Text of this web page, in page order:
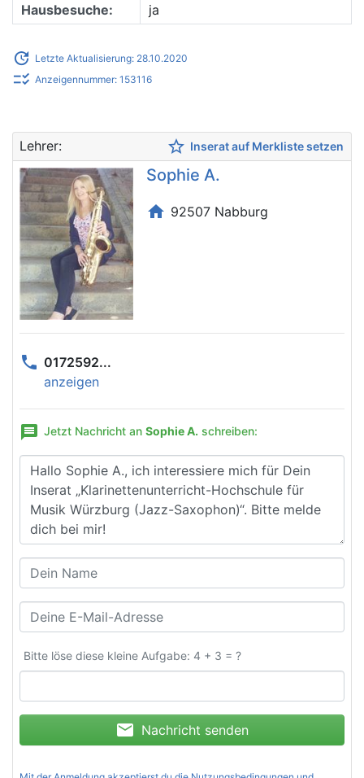
Hausbesuche: ja
update Letzte Aktualisierung: 28.10.2020
checklist_rtl Anzeigennummer: 153116
Lehrer: star_border Inserat auf Merkliste setzen
Sophie A.
home 92507 Nabburg
phone 0172592...
anzeigen
message Jetzt Nachricht an Sophie A. schreiben:
Bitte löse diese kleine Aufgabe: 4 + 3 = ?
mail Nachricht senden